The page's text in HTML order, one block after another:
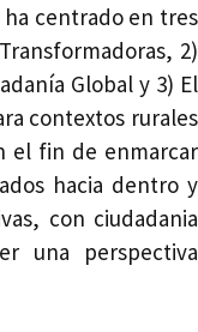
centrado en tres
2)
Global y 3) El
contextos rurales
el fin de enmarcar
hacia dentro y
con ciudadania
una perspectiva